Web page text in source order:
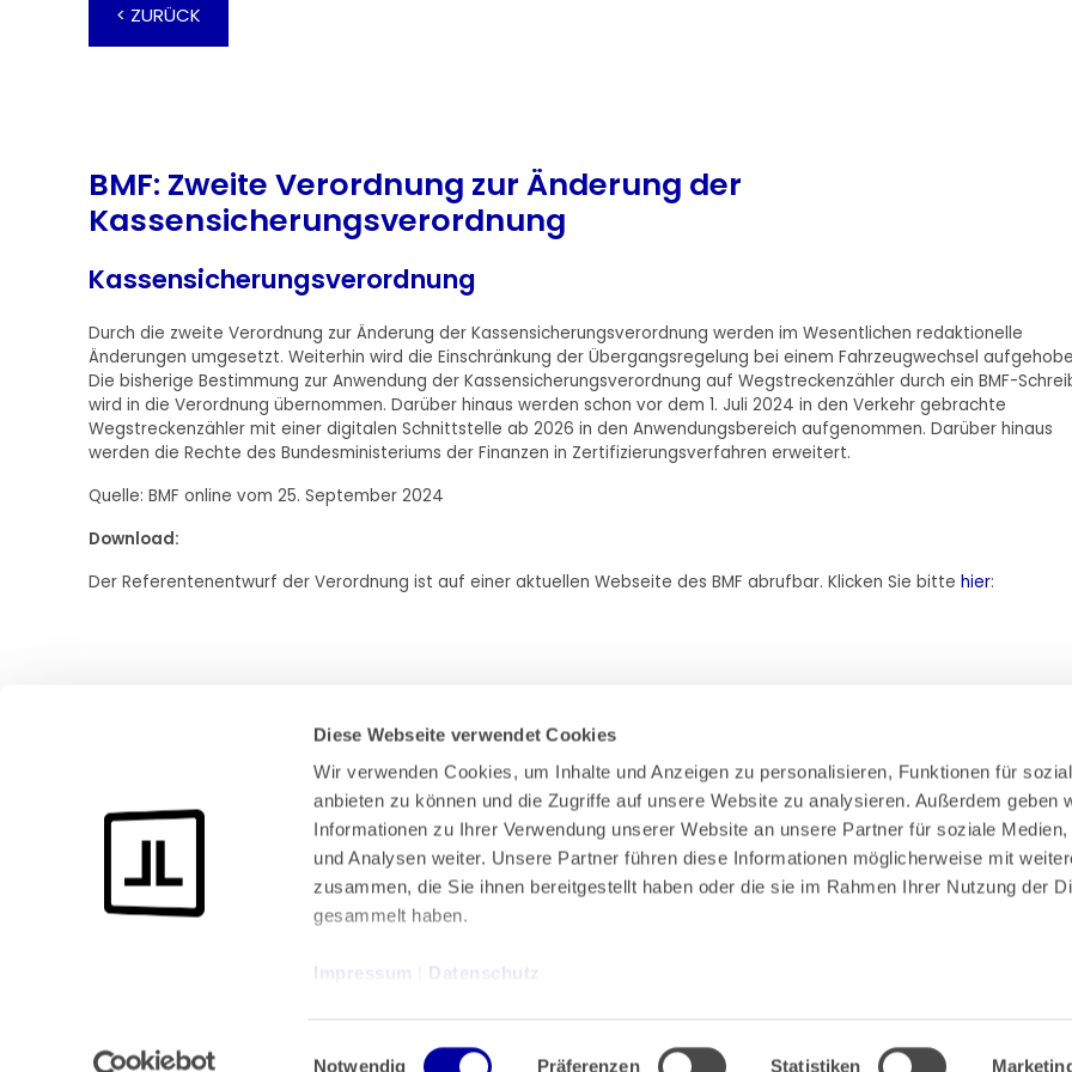
Diese Webseite verwendet Cookies
Wir verwenden Cookies, um Inhalte und Anzeigen zu personalisieren, Funktionen für
anbieten zu können und die Zugriffe auf unsere Website zu analysieren. Außerdem geben
Informationen zu Ihrer Verwendung unserer Website an unsere Partner für soziale Medien,
und Analysen weiter. Unsere Partner führen diese Informationen möglicherweise mit
zusammen, die Sie ihnen bereitgestellt haben oder die sie im Rahmen Ihrer Nutzung der
gesammelt haben.
Impressum Datenschutz
Einwilligungsauswahl
Notwendig Präferenzen Statistiken
< ZURÜCK
BMF: Zweite Verordnung zur Änderung der
Kassensicherungsverordnung
Kassensicherungsverordnung
Durch die zweite Verordnung zur Änderung der Kassensicherungsverordnung werden im Wesentlichen redaktionelle
Änderungen umgesetzt. Weiterhin wird die Einschränkung der Übergangsregelung bei einem Fahrzeugwechsel
Die bisherige Bestimmung zur Anwendung der Kassensicherungsverordnung auf Wegstreckenzähler durch ein BMF-
wird in die Verordnung übernommen. Darüber hinaus werden schon vor dem 1. Juli 2024 in den Verkehr gebrachte
Wegstreckenzähler mit einer digitalen Schnittstelle ab 2026 in den Anwendungsbereich aufgenommen. Darüber hinaus
werden die Rechte des Bundesministeriums der Finanzen in Zertifizierungsverfahren erweitert.
Quelle: BMF online vom 25. September 2024
Download:
Der Referentenentwurf der Verordnung ist auf einer aktuellen Webseite des BMF abrufbar. Klicken Sie bitte hier:
Bundeskanzlerplatz 2
53113 Bonn
Datenschutz
Zahlung & Versand
Rücksendungen/Widerrufsbelehrung
Muster Widerrufsformular (PDF)